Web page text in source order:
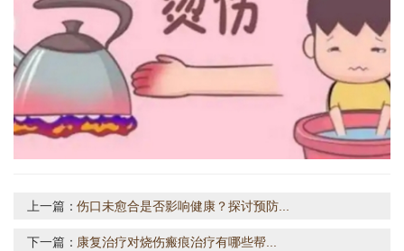
上一篇：伤口未愈合是否影响健康？探讨预防...
下一篇： 康复治疗对烧伤瘢痕治疗有哪些帮...